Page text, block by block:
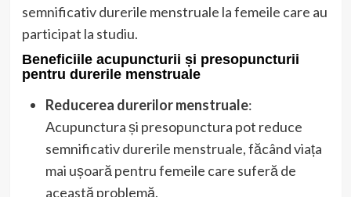
semnificativ durerile menstruale la femeile care au
participat la studiu.
Beneficiile acupuncturii și presopuncturii
pentru durerile menstruale
Reducerea durerilor menstruale:
Acupunctura și presopunctura pot reduce
semnificativ durerile menstruale, făcând viața
mai ușoară pentru femeile care suferă de
această problemă.